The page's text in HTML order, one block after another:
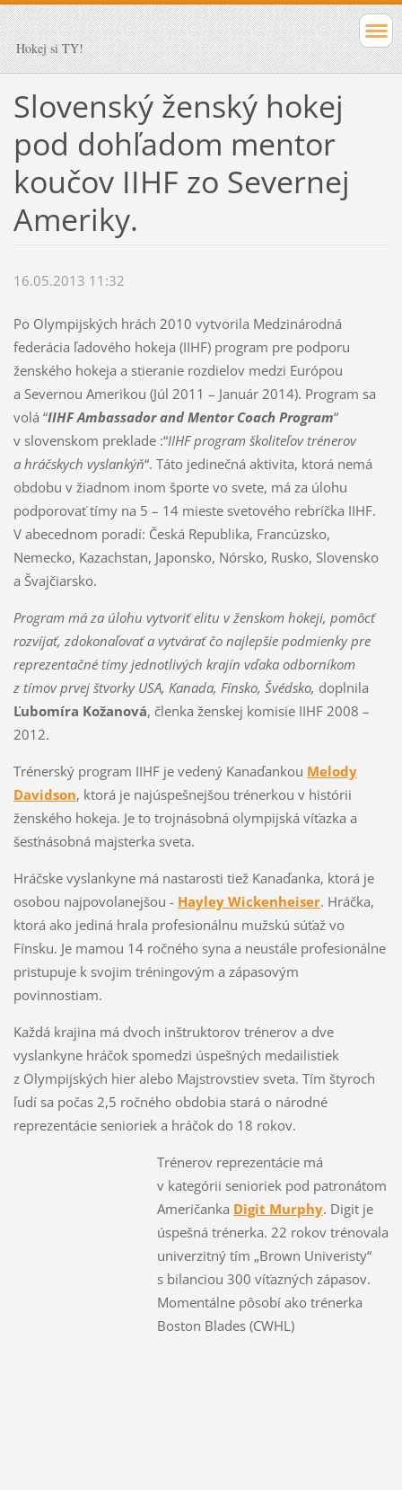
Hokej si TY!
Slovenský ženský hokej
pod dohľadom mentor
koučov IIHF zo Severnej
Ameriky.
16.05.2013 11:32
Po Olympijských hrách 2010 vytvorila Medzinárodná
federácia ľadového hokeja (IIHF) program pre podporu
ženského hokeja a stieranie rozdielov medzi Európou
a Severnou Amerikou (Júl 2011 – Január 2014). Program sa
volá “IIHF Ambassador and Mentor Coach Program“
v slovenskom preklade :“IIHF program školiteľov trénerov
a hráčskych vyslankýň“. Táto jedinečná aktivita, ktorá nemá
obdobu v žiadnom inom športe vo svete, má za úlohu
podporovať tímy na 5 – 14 mieste svetového rebríčka IIHF.
V abecednom poradí: Česká Republika, Francúzsko,
Nemecko, Kazachstan, Japonsko, Nórsko, Rusko, Slovensko
a Švajčiarsko.
Program má za úlohu vytvoriť elitu v ženskom hokeji, pomôcť
rozvíjať, zdokonaľovať a vytvárať čo najlepšie podmienky pre
reprezentačné tímy jednotlivých krajín vďaka odborníkom
z tímov prvej štvorky USA, Kanada, Fínsko, Švédsko, doplnila
Ľubomíra Kožanová, členka ženskej komisie IIHF 2008 –
2012.
Trénerský program IIHF je vedený Kanaďankou Melody
Davidson, ktorá je najúspešnejšou trénerkou v histórii
ženského hokeja. Je to trojnásobná olympijská víťazka a
šesťnásobná majsterka sveta.
Hráčske vyslankyne má nastarosti tiež Kanaďanka, ktorá je
osobou najpovolanejšou - Hayley Wickenheiser. Hráčka,
ktorá ako jediná hrala profesionálnu mužskú súťaž vo
Fínsku. Je mamou 14 ročného syna a neustále profesionálne
pristupuje k svojim tréningovým a zápasovým
povinnostiam.
Každá krajina má dvoch inštruktorov trénerov a dve
vyslankyne hráčok spomedzi úspešných medailistiek
z Olympijských hier alebo Majstrovstiev sveta. Tím štyroch
ľudí sa počas 2,5 ročného obdobia stará o národné
reprezentácie senioriek a hráčok do 18 rokov.
Trénerov reprezentácie má
v kategórii senioriek pod patronátom
Američanka Digit Murphy. Digit je
úspešná trénerka. 22 rokov trénovala
univerzitný tím „Brown Univeristy“
s bilanciou 300 víťazných zápasov.
Momentálne pôsobí ako trénerka
Boston Blades (CWHL)